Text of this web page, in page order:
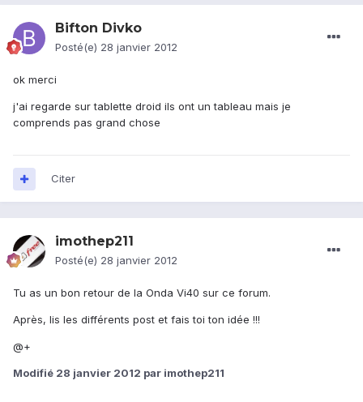
Bifton Divko
Posté(e) 28 janvier 2012
ok merci
j'ai regarde sur tablette droid ils ont un tableau mais je
comprends pas grand chose
Citer
imothep211
Posté(e) 28 janvier 2012
Tu as un bon retour de la Onda Vi40 sur ce forum.
Après, lis les différents post et fais toi ton idée !!!
@+
Modifié 28 janvier 2012 par imothep211